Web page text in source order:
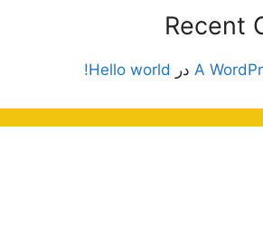
Recent
A در Hello world!